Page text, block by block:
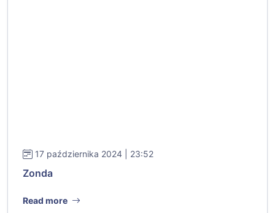
17 października 2024 | 23:52
Zonda
Read more